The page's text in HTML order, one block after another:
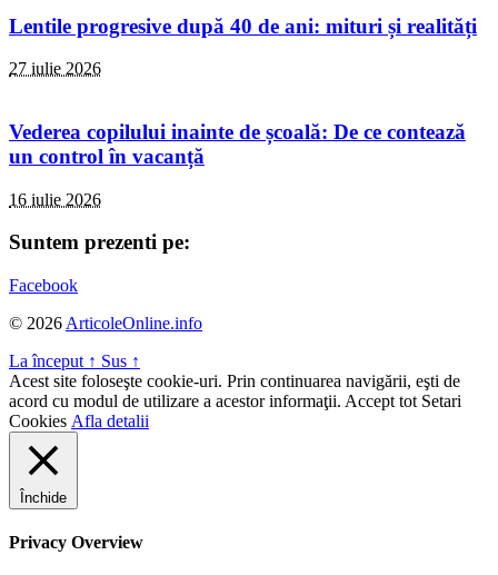
Lentile progresive după 40 de ani: mituri și realități
27 iulie 2026
Vederea copilului inainte de școală: De ce contează
un control în vacanță
16 iulie 2026
Suntem prezenti pe:
Facebook
© 2026 ArticoleOnline.info
La început ↑ Sus ↑
Acest site foloseşte cookie-uri. Prin continuarea navigării, eşti de
acord cu modul de utilizare a acestor informaţii. Accept tot Setari
Cookies Afla detalii
Închide
Privacy Overview